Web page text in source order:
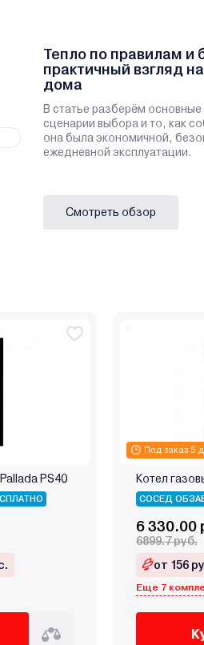
Тепло по правилам и
практичный взгляд
дома
В статье разберём
сценарии выбора и то, как
она была экономичной,
ежедневной эксплуатации.
Смотреть обзор
PS40
Под заказ 5
Котел
СОСЕД
6 330.00
6899.7 руб.
от 156
Еще 7